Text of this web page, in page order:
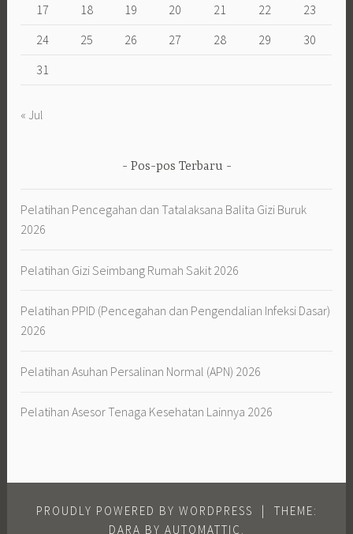
17
18 19 20 21 22
23
24
25 26 27 28 29
30
31
« Jul
Pos-pos Terbaru
Pelatihan Pencegahan dan Tatalaksana Balita Gizi Buruk
2026
Pelatihan Gizi Seimbang Rumah Sakit 2026
Pelatihan PPID (Pencegahan dan Pengendalian Infeksi Dasar)
2026
Pelatihan Asuhan Persalinan Normal (APN) 2026
Pelatihan Asesor Tenaga Kesehatan Lainnya 2026
PROUDLY POWERED BY WORDPRESS |
THEME:
DARA BY AUTOMATTIC .